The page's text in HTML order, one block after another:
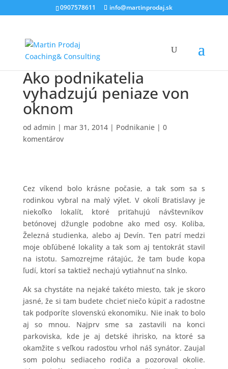
0907578611 info@martinprodaj.sk
Ako podnikatelia
vyhadzujú peniaze von
oknom
od admin | mar 31, 2014| Podnikanie| 0
komentárov
Cez víkend bolo krásne počasie, a tak som sa s
rodinkou vybral na malý výlet. V okolí Bratislavy je
niekoľko lokalít, ktoré priťahujú návštevníkov
betónovej džungle podobne ako med osy. Koliba,
Železná studienka, alebo aj Devín. Ten patrí medzi
moje obľúbené lokality a tak som aj tentokrát stavil
na istotu. Samozrejme rátajúc, že tam bude kopa
ľudí, ktorí sa taktiež nechajú vytiahnuť na slnko.
Ak sa chystáte na nejaké takéto miesto, tak je skoro
jasné, že si tam budete chcieť niečo kúpiť a radostne
tak podporíte slovenskú ekonomiku. Nie inak to bolo
aj so mnou. Najprv sme sa zastavili na konci
parkoviska, kde je aj detské ihrisko, na ktoré sa
okamžite s veľkou radosťou vrhol náš synátor. Zaujal
som polohu sediaceho rodiča a pozoroval okolie.